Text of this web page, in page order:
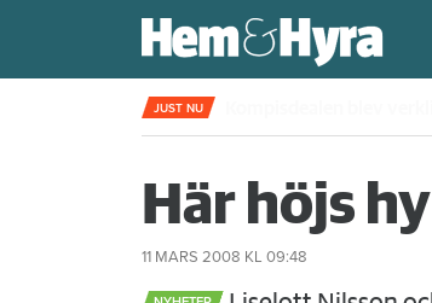
JUST NU
Här höjs
11 MARS 2008 KL 09:48